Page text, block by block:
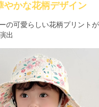
やかな花柄デザイン
の可愛らしい花柄プリント
出